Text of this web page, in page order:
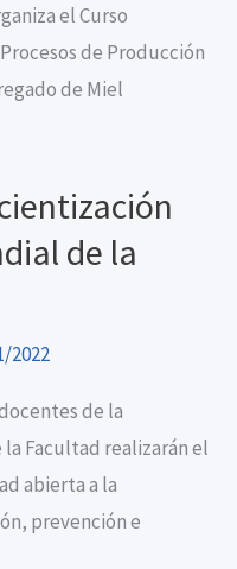
el Curso
de Producción
de Miel
de la
2022
de la
Facultad realizarán el
abierta a la
prevención e